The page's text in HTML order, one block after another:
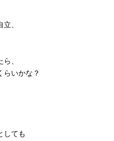
、
、
らいかな？
しても